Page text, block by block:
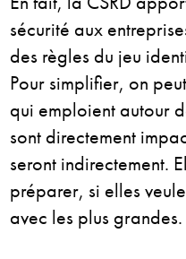
sécurité aux
des règles du jeu
Pour simplifier, on
qui emploient autour
sont directement
seront indirectement.
préparer, si elles
avec les plus grandes.